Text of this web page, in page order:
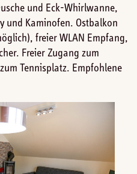
und Eck-Whirlwanne,
und Kaminofen. Ostbalkon
freier WLAN Empfang,
Freier Zugang zum
Tennisplatz. Empfohlene